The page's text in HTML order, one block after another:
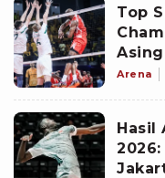
Top
Arena
Hasil